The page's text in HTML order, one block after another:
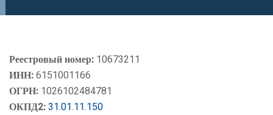
Реестровый номер: 10673211
ИНН:6151001166
ОГРН: 1026102484781
ОКПД2:31.01.11.150